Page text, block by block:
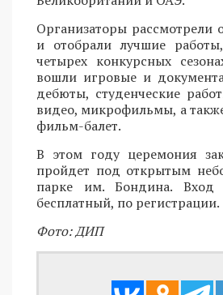
Организаторы рассмотрели
и отобрали лучшие
четырех конкурсных
вошли игровые и
дебюты, студенческие
видео, микрофильмы, а
фильм-балет.
В этом году церемония
пройдет под открытым
парке им. Бондина. Вход
бесплатный, по регистрации.
Фото: ДИП